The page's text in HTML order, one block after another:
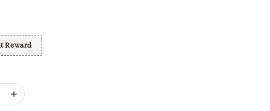
Reward